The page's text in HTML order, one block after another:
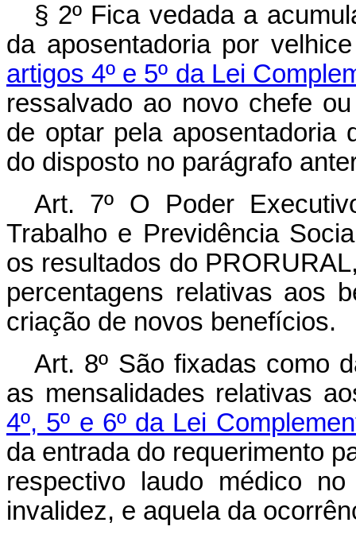
§ 2º Fica vedada a
da aposentadoria por
artigos 4º e 5º da Lei
ressalvado ao novo chefe
de optar pela aposentadoria
do disposto no parágrafo
Art. 7º O Poder
Trabalho e Previdência
os resultados do
percentagens relativas aos
criação de novos benefícios.
Art. 8º São fixadas como
as mensalidades relativas
4º, 5º e 6º da Lei
da entrada do requerimento
respectivo laudo médico
invalidez, e aquela da